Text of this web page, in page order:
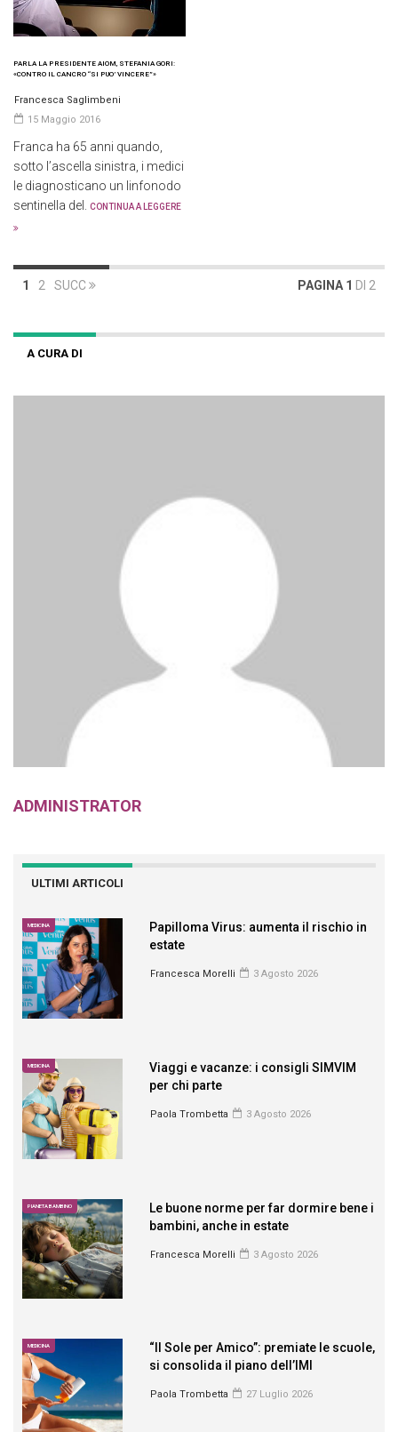
PARLA LA PRESIDENTE AIOM, STEFANIA GORI:
«CONTRO IL CANCRO “SI PUO’ VINCERE”»
Francesca Saglimbeni
15 Maggio 2016
Franca ha 65 anni quando,
sotto l’ascella sinistra, i medici
le diagnosticano un linfonodo
sentinella del. CONTINUA A LEGGERE
1 2 SUCC PAGINA 1 DI 2
A CURA DI
ADMINISTRATOR
ULTIMI ARTICOLI
MEDICINA
Papilloma Virus: aumenta il rischio in
estate
Francesca Morelli 3 Agosto 2026
MEDICINA
Viaggi e vacanze: i consigli SIMVIM
per chi parte
Paola Trombetta 3 Agosto 2026
PIANETA BAMBINO
Le buone norme per far dormire bene i
bambini, anche in estate
Francesca Morelli 3 Agosto 2026
MEDICINA
“Il Sole per Amico”: premiate le scuole,
si consolida il piano dell’IMI
Paola Trombetta 27 Luglio 2026